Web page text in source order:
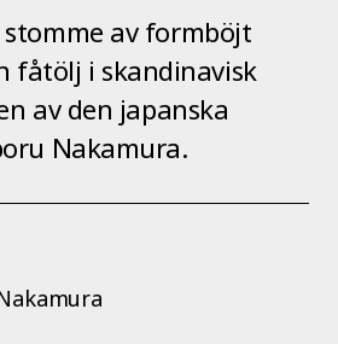
stomme av formböjt
fåtölj i skandinavisk
av den japanska
Nakamura.